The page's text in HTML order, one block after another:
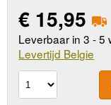
€ 15,95
Leverbaar in 3 - 5
Levertijd Belgie